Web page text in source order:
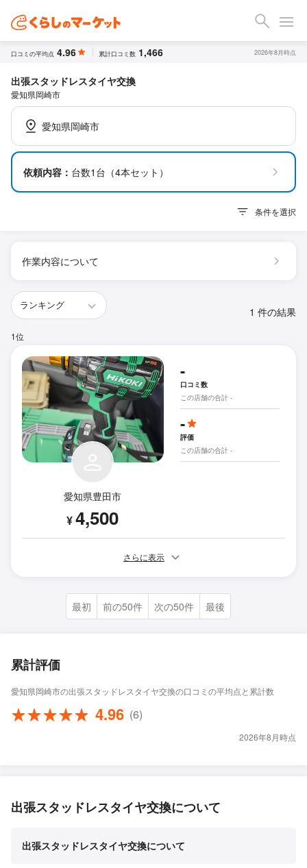
口コミの平均点 4.96 累計口コミ数 1,466 2026年8月時点
出張スタッドレスタイヤ交換
愛知県岡崎市
愛知県岡崎市
依頼内容： 台数1台（4本セット）
条件を選択
作業内容について
1 件の結果
1位
愛知県豊田市
¥4,500
-
口コミ数
この店舗の合計 -
-
評価
この店舗の合計 -
さらに表示
最初 前の50件 次の50件 最後
累計評価
愛知県岡崎市の出張スタッドレスタイヤ交換の口コミの平均点と累計数
4.96 (6)
2026年8月時点
出張スタッドレスタイヤ交換について
出張スタッドレスタイヤ交換について